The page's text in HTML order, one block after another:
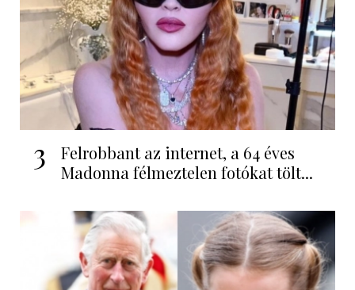
3
Felrobbant az internet, a 64 éves
Madonna félmeztelen fotókat tölt...